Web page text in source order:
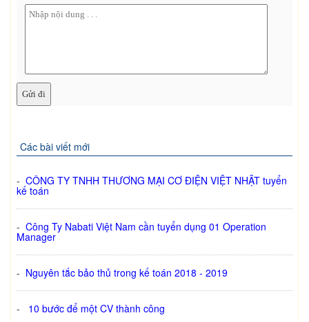
Các bài viết mới
- CÔNG TY TNHH THƯƠNG MẠI CƠ ĐIỆN VIỆT NHẬT tuyển
kế toán
- Công Ty Nabati Việt Nam cần tuyển dụng 01 Operation
Manager
- Nguyên tắc bảo thủ trong kế toán 2018 - 2019
- 10 bước để một CV thành công